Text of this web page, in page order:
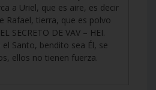
a Uriel, que es aire, es decir
Rafael, tierra, que es polvo
SECRETO DE VAV – HEI.
Santo, bendito sea Él, se
ellos no tienen fuerza.